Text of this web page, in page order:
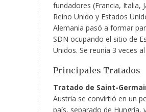
fundadores (Francia, Italia,
Reino Unido y Estados
Alemania pasó a formar
SDN ocupando el sitio de
Unidos. Se reunía 3 veces
Principales Tratados
Tratado de Saint-
Austria se convirtió en un
país, separado de Hungría,